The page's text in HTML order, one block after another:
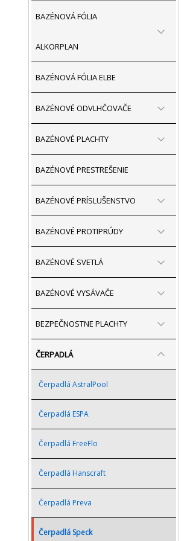
BAZÉNOVÁ FÓLIA
ALKORPLAN
BAZÉNOVÁ FÓLIA ELBE
BAZÉNOVÉ ODVLHČOVAČE
BAZÉNOVÉ PLACHTY
BAZÉNOVÉ PRESTREŠENIE
BAZÉNOVÉ PRÍSLUŠENSTVO
BAZÉNOVÉ PROTIPRÚDY
BAZÉNOVÉ SVETLÁ
BAZÉNOVÉ VYSÁVAČE
BEZPEČNOSTNE PLACHTY
ČERPADLÁ
Čerpadlá AstralPool
Čerpadlá ESPA
Čerpadlá FreeFlo
Čerpadlá Hanscraft
Čerpadlá Preva
Čerpadlá Speck